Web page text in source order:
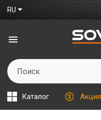
RU
Каталог Акция